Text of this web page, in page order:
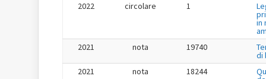
2022
circolare 1
in
2021
nota 19740
di
2021
nota 18244